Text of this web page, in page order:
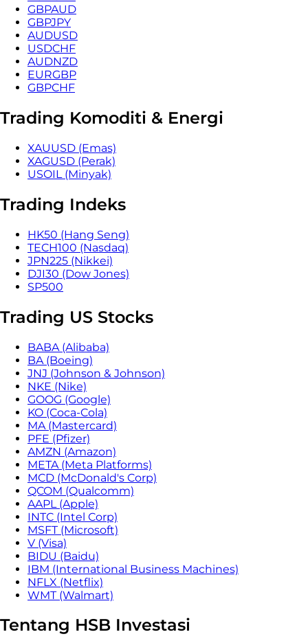
GBPAUD
GBPJPY
AUDUSD
USDCHF
AUDNZD
EURGBP
GBPCHF
Trading Komoditi & Energi
XAUUSD (Emas)
XAGUSD (Perak)
USOIL (Minyak)
Trading Indeks
HK50 (Hang Seng)
TECH100 (Nasdaq)
JPN225 (Nikkei)
DJI30 (Dow Jones)
SP500
Trading US Stocks
BABA (Alibaba)
BA (Boeing)
JNJ (Johnson & Johnson)
NKE (Nike)
GOOG (Google)
KO (Coca-Cola)
MA (Mastercard)
PFE (Pfizer)
AMZN (Amazon)
META (Meta Platforms)
MCD (McDonald's Corp)
QCOM (Qualcomm)
AAPL (Apple)
INTC (Intel Corp)
MSFT (Microsoft)
V (Visa)
BIDU (Baidu)
IBM (International Business Machines)
NFLX (Netflix)
WMT (Walmart)
Tentang HSB Investasi